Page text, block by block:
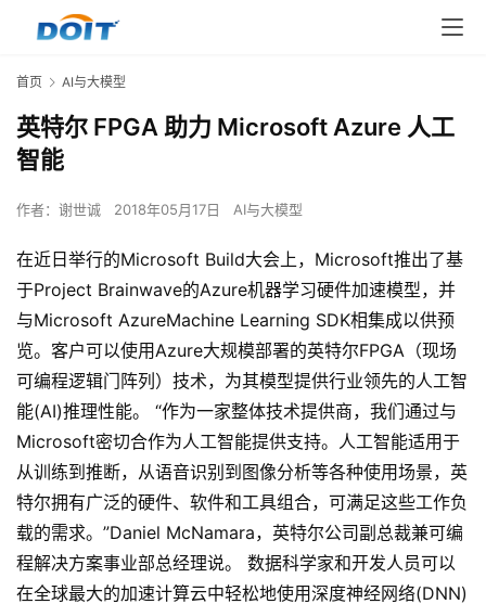
首页 AI与大模型
英特尔 FPGA 助力 Microsoft Azure 人工
智能
作者： 谢世诚 2018年05月17日 AI与大模型
在近日举行的Microsoft Build大会上，Microsoft推出了基
于Project Brainwave的Azure机器学习硬件加速模型，并
与Microsoft AzureMachine Learning SDK相集成以供预
览。客户可以使用Azure大规模部署的英特尔FPGA（现场
可编程逻辑门阵列）技术，为其模型提供行业领先的人工智
能(AI)推理性能。 “作为一家整体技术提供商，我们通过与
Microsoft密切合作为人工智能提供支持。人工智能适用于
从训练到推断，从语音识别到图像分析等各种使用场景，英
特尔拥有广泛的硬件、软件和工具组合，可满足这些工作负
载的需求。”Daniel McNamara，英特尔公司副总裁兼可编
程解决方案事业部总经理说。 数据科学家和开发人员可以
在全球最大的加速计算云中轻松地使用深度神经网络(DNN)